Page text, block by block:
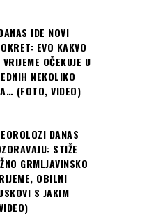
IDE NOVI
EVO KAKVO
VRIJEME OČEKUJE U
NEKOLIKO
(FOTO, VIDEO)
DANAS
STIŽE
GRMLJAVINSKO
OBILNI
S JAKIM